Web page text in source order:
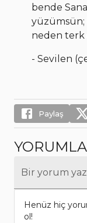
bende
yüzümsün;
neden terk
- Sevilen
Paylaş
Bir yorum
Henüz hiç
ol!